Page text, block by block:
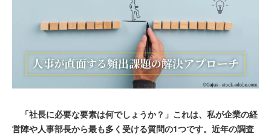
「社長に必要な要素は何でしょうか？」これは、私が企業の経
営陣や人事部長から最も多く受ける質問の1つです。近年の調査